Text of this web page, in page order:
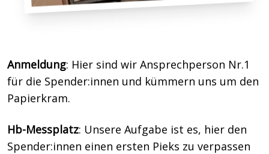
Anmeldung: Hier sind wir Ansprechperson Nr.1
für die Spender:innen und kümmern uns um den
Papierkram.
Hb-Messplatz: Unsere Aufgabe ist es, hier den
Spender:innen einen ersten Pieks zu verpassen